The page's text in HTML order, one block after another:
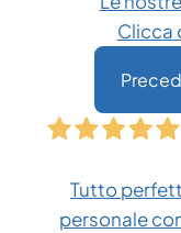
Clicca
Tutto
personale